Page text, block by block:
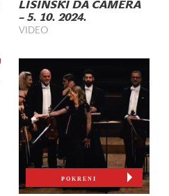
LISINSKI DA CAMERA
– 5. 10. 2024.
VIDEO
POKRENI